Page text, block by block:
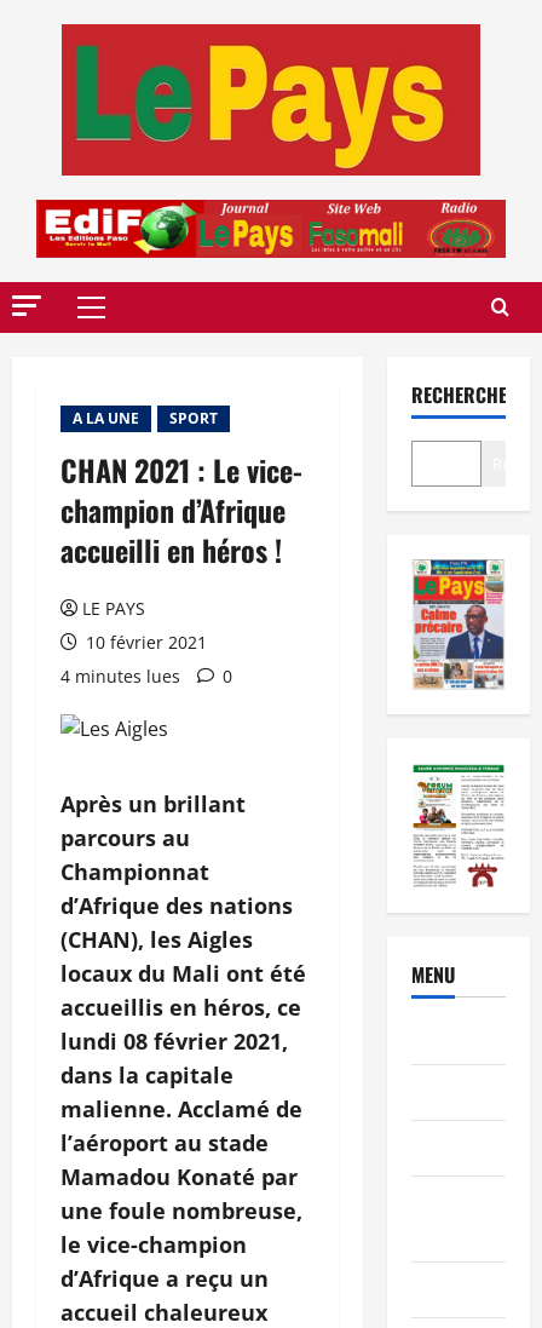
Menu
A LA UNE SPORT
CHAN 2021 : Le vice-
champion d’Afrique
accueilli en héros !
LE PAYS
10 février 2021
4 minutes lues
0
Après un brillant
parcours au
Championnat
d’Afrique des nations
(CHAN), les Aigles
locaux du Mali ont été
accueillis en héros, ce
lundi 08 février 2021,
dans la capitale
malienne. Acclamé de
l’aéroport au stade
Mamadou Konaté par
une foule nombreuse,
le vice-champion
d’Afrique a reçu un
accueil chaleureux
RECHERCHER
MENU